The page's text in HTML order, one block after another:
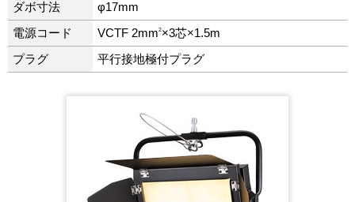
ダボ寸法 φ17mm
電源コード VCTF 2mm2×3芯×1.5m
プラグ 平行接地極付プラグ